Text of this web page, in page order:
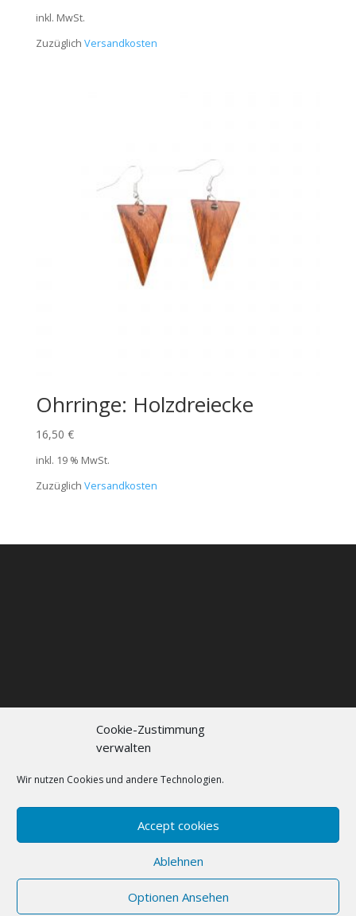
Cookie-Zustimmung
verwalten
Wir nutzen Cookies und andere Technologien.
Accept cookies
Ablehnen
Optionen Ansehen
inkl. MwSt.
Zuzüglich Versandkosten
Ohrringe: Holzdreiecke
16,50 €
inkl. 19 % MwSt.
Zuzüglich Versandkosten
Kontakt
Datenschutzerklärung
Cookie policy (EU)
Elegant Themes
WordPress